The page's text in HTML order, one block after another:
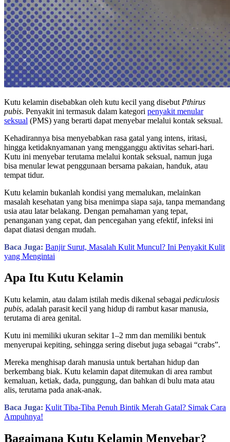
Kutu kelamin disebabkan oleh kutu kecil yang disebut Pthirus
pubis. Penyakit ini termasuk dalam kategori penyakit menular
seksual (PMS) yang berarti dapat menyebar melalui kontak seksual.
Kehadirannya bisa menyebabkan rasa gatal yang intens, iritasi,
hingga ketidaknyamanan yang mengganggu aktivitas sehari-hari.
Kutu ini menyebar terutama melalui kontak seksual, namun juga
bisa menular lewat penggunaan bersama pakaian, handuk, atau
tempat tidur.
Kutu kelamin bukanlah kondisi yang memalukan, melainkan
masalah kesehatan yang bisa menimpa siapa saja, tanpa memandang
usia atau latar belakang. Dengan pemahaman yang tepat,
penanganan yang cepat, dan pencegahan yang efektif, infeksi ini
dapat diatasi dengan mudah.
Baca Juga: Banjir Surut, Masalah Kulit Muncul? Ini Penyakit Kulit
yang Mengintai
Apa Itu Kutu Kelamin
Kutu kelamin, atau dalam istilah medis dikenal sebagai pediculosis
pubis, adalah parasit kecil yang hidup di rambut kasar manusia,
terutama di area genital.
Kutu ini memiliki ukuran sekitar 1–2 mm dan memiliki bentuk
menyerupai kepiting, sehingga sering disebut juga sebagai “crabs”.
Mereka menghisap darah manusia untuk bertahan hidup dan
berkembang biak. Kutu kelamin dapat ditemukan di area rambut
kemaluan, ketiak, dada, punggung, dan bahkan di bulu mata atau
alis, terutama pada anak-anak.
Baca Juga: Kulit Tiba-Tiba Penuh Bintik Merah Gatal? Simak Cara
Ampuhnya!
Bagaimana Kutu Kelamin Menyebar?